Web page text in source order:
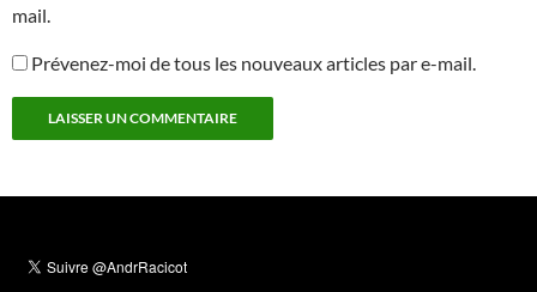
mail.
Prévenez-moi de tous les nouveaux articles par e-mail.